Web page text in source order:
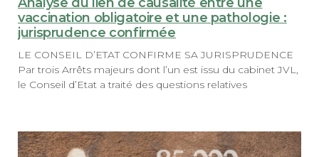
vaccination obligatoire et une pathologie :
jurisprudence confirmée
LE CONSEIL D’ETAT CONFIRME SA JURISPRUDENCE
Par trois Arrêts majeurs dont l’un est issu du cabinet JVL,
le Conseil d’Etat a traité des questions relatives